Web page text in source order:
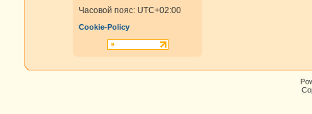
Часовой пояс: UTC+02:00
Cookie-Policy